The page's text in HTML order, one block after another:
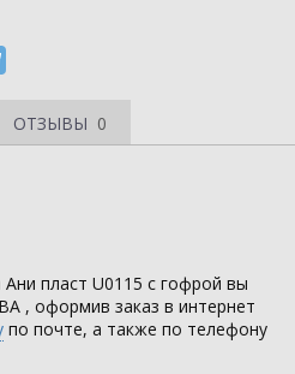
ОТЗЫВЫ 0
пласт U0115 с гофрой вы
, оформив заказ в интернет
по почте, а также по телефону